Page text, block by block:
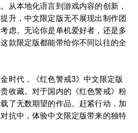
从本地化语言到游戏内容的创新，
升，中文限定版无不展现出制作团
虑。无论你是单机爱好者，还是多
款限定版都能带给你不同以往的全
时代，《红色警戒3》中文限定版
收藏。对于国内的《红色警戒》粉
了无数期望的作品。赶紧行动，加
抗中，体验中文限定版带来的独特